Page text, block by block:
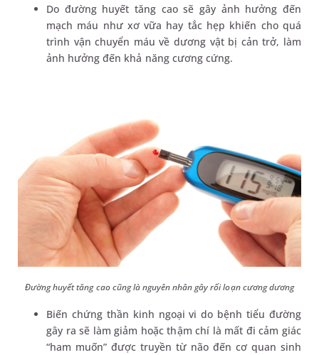
Do đường huyết tăng cao sẽ gây ảnh hưởng đến
mạch máu như xơ vữa hay tắc hẹp khiến cho quá
trình vận chuyển máu về dương vật bị cản trở, làm
ảnh hưởng đến khả năng cương cứng.
Đường huyết tăng cao cũng là nguyên nhân gây rối loạn cương dương
Biến chứng thần kinh ngoại vi do bệnh tiểu đường
gây ra sẽ làm giảm hoặc thậm chí là mất đi cảm giác
“ham muốn” được truyền từ não đến cơ quan sinh